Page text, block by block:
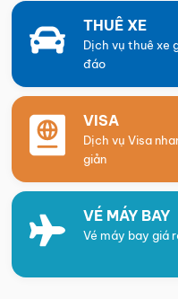
THUÊ XE
Dịch vụ thuê xe
đáo
VISA
Dịch vụ Visa
giản
VÉ MÁY BAY
Vé máy bay giá